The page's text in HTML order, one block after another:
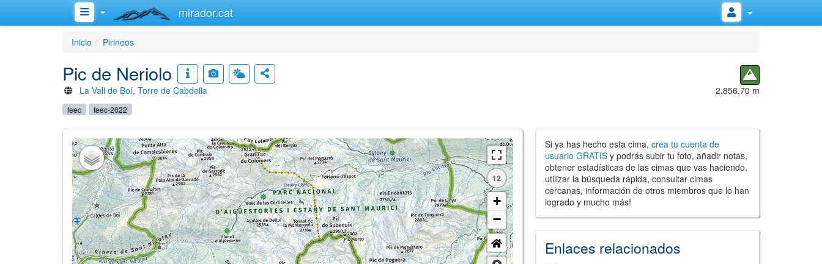
mirador.cat
Inicio Pirineos
Pic de Neriolo
La Vall de Boí, Torre de Cabdella 2.856,70 m
feec feec-2022
12
+
−
Si ya has hecho esta cima,crea tu cuenta de
usuario GRATIS y podrás subir tu foto, añadir notas,
obtener estadísticas de las cimas que vas haciendo,
utilizar la búsqueda rápida, consultar cimas
cercanas, información de otros miembros que lo han
logrado y mucho más!
Enlaces relacionados